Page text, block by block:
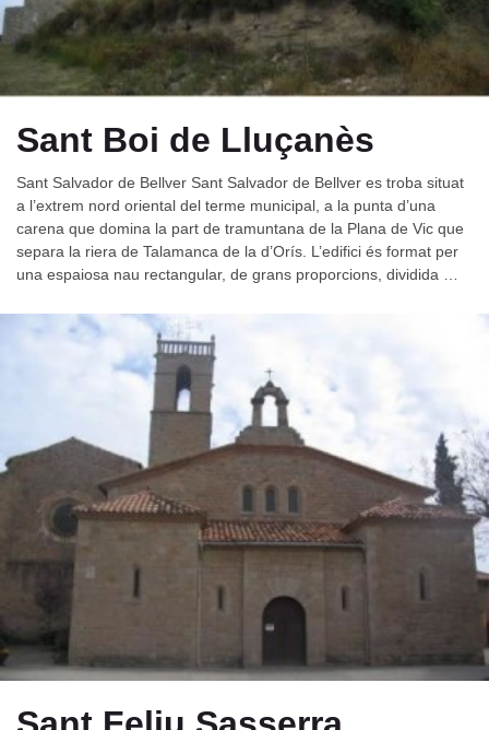
Sant Boi de Lluçanès
Sant Salvador de Bellver Sant Salvador de Bellver es troba situat
a l’extrem nord oriental del terme municipal, a la punta d’una
carena que domina la part de tramuntana de la Plana de Vic que
separa la riera de Talamanca de la d’Orís. L’edifici és format per
una espaiosa nau rectangular, de grans proporcions, dividida …